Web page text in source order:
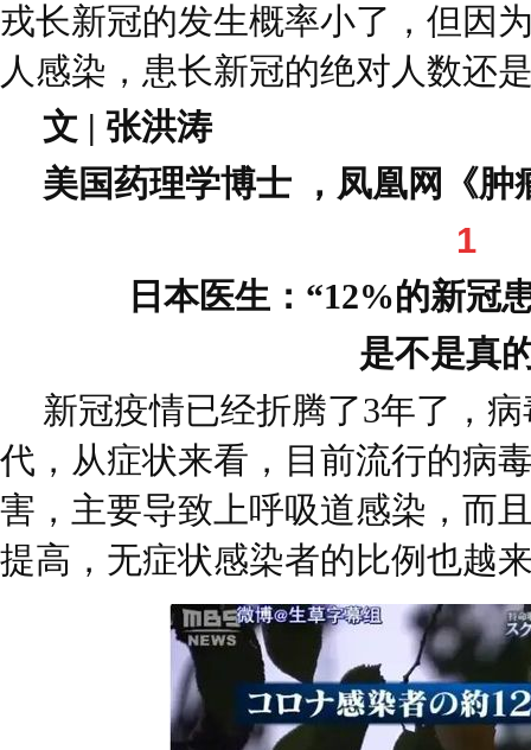
戎长新冠的发生概率小了，但因
人感染，患长新冠的绝对人数还
文 | 张洪涛
美国药理学博士 ，凤凰网《肿
1
日本医生：“12%的新冠
是不是真
新冠疫情已经折腾了3年了，
代，从症状来看，目前流行的病
害，主要导致上呼吸道感染，而
提高，无症状感染者的比例也越